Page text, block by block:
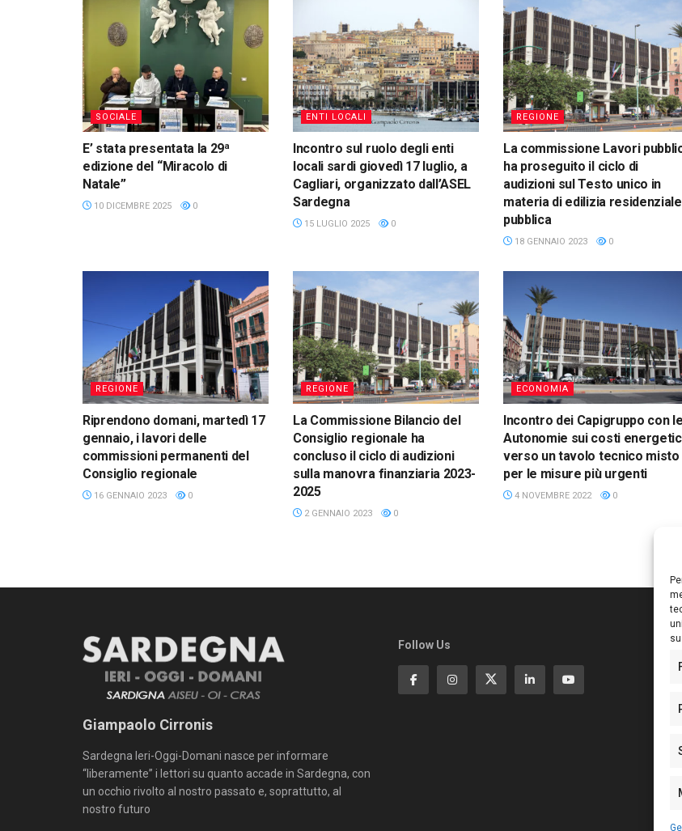
SOCIALE
E’ stata presentata la 29ª
edizione del “Miracolo di
Natale”
10 DICEMBRE 2025 0
ENTI LOCALI
Incontro sul ruolo degli enti
locali sardi giovedì 17 luglio, a
Cagliari, organizzato dall’ASEL
Sardegna
15 LUGLIO 2025 0
REGIONE
La commissione Lavori
ha proseguito il ciclo di
audizioni sul Testo unico in
materia di edilizia residenziale
pubblica
18 GENNAIO 2023 0
REGIONE
Riprendono domani, martedì 17
gennaio, i lavori delle
commissioni permanenti del
Consiglio regionale
16 GENNAIO 2023 0
REGIONE
La Commissione Bilancio del
Consiglio regionale ha
concluso il ciclo di audizioni
sulla manovra finanziaria 2023-
2025
2 GENNAIO 2023 0
ECONOMIA
Incontro dei Capigruppo con le
Autonomie sui costi
verso un tavolo tecnico misto
per le misure più urgenti
4 NOVEMBRE 2022 0
Giampaolo Cirronis
Sardegna Ieri-Oggi-Domani nasce per informare
“liberamente” i lettori su quanto accade in Sardegna, con
un occhio rivolto al nostro passato e, soprattutto, al
nostro futuro
Follow Us